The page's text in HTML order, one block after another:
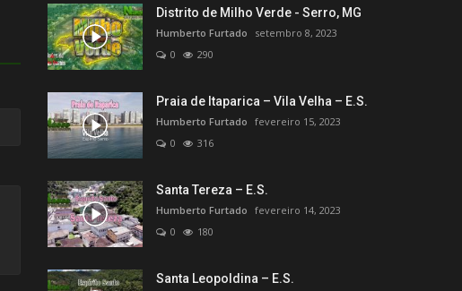
Distrito de Milho Verde - Serro, MG
Humberto Furtado
setembro 8, 2023
0
290
Praia de Itaparica – Vila Velha – E.S.
Humberto Furtado fevereiro 15, 2023
0
316
Santa Tereza – E.S.
Humberto Furtado fevereiro 14, 2023
0
180
Santa Leopoldina – E.S.